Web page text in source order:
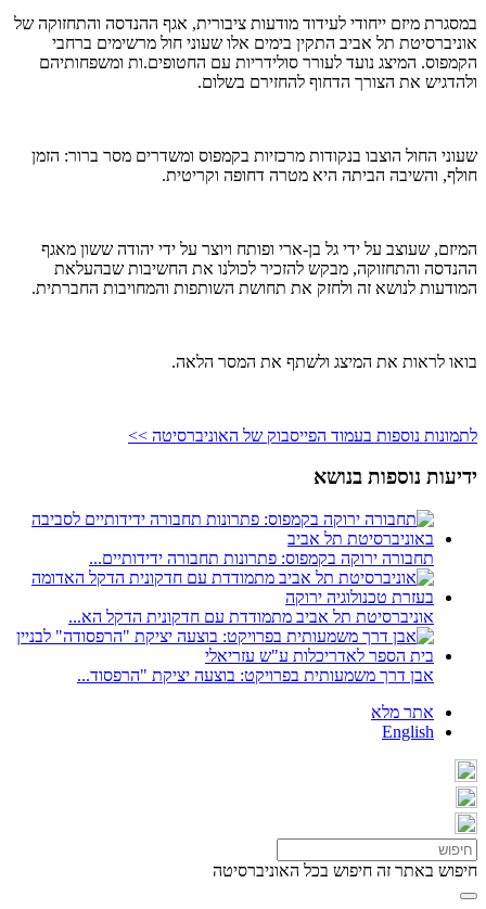
במסגרת מיזם ייחודי לעידוד מודעות ציבורית, אגף ההנדסה והתחזוקה של
אוניברסיטת תל אביב התקין בימים אלו שעוני חול מרשימים ברחבי
הקמפוס. המיצג נועד לעורר סולידריות עם החטופים.ות ומשפחותיהם
ולהדגיש את הצורך הדחוף להחזירם בשלום.
שעוני החול הוצבו בנקודות מרכזיות בקמפוס ומשדרים מסר ברור: הזמן
חולף, והשיבה הביתה היא מטרה דחופה וקריטית.
המיזם, שעוצב על ידי גל בן-ארי ופותח ויוצר על ידי יהודה ששון מאגף
ההנדסה והתחזוקה, מבקש להזכיר לכולנו את החשיבות שבהעלאת
המודעות לנושא זה ולחזק את תחושת השותפות והמחויבות החברתית.
בואו לראות את המיצג ולשתף את המסר הלאה.
לתמונות נוספות בעמוד הפייסבוק של האוניברסיטה >>
ידיעות נוספות בנושא
תחבורה ירוקה בקמפוס: פתרונות תחבורה ידידותיים...
אוניברסיטת תל אביב מתמודדת עם חדקונית הדקל הא...
אבן דרך משמעותית בפרויקט: בוצעה יציקת "הרפסוד...
אתר מלא
English
חיפוש באתר זה חיפוש בכל האוניברסיטה